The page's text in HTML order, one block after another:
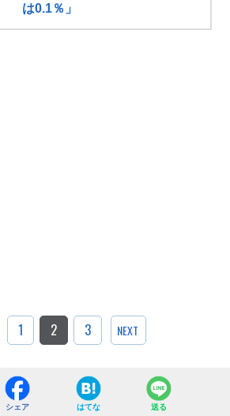
は0.1％」
1 2 3 NEXT
シェア はてな 送る